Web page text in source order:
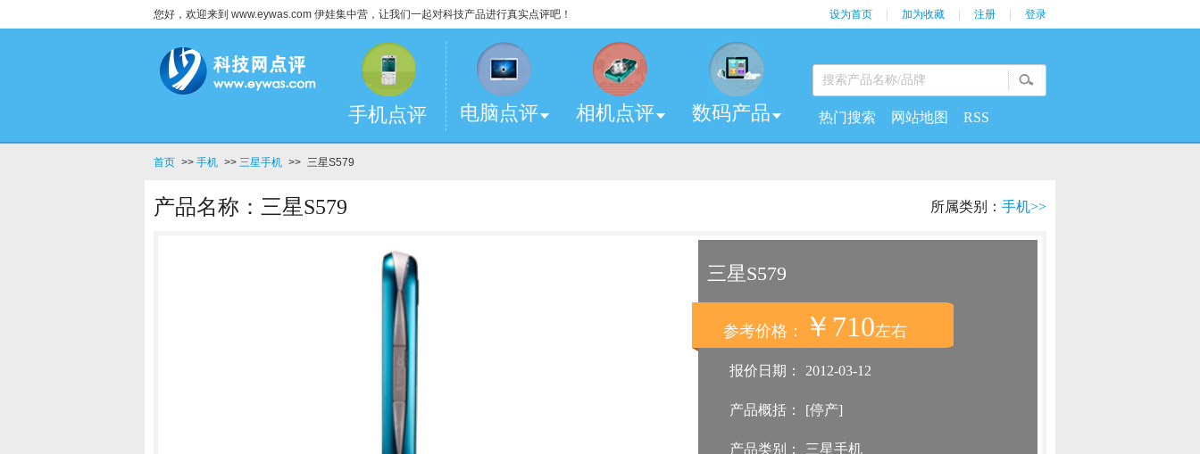
您好，欢迎来到 www.eywas.com 伊娃集中营，让我们一起对科技产品进行真实点评吧！ 设为首页 加为收藏 注册 登录
手机点评 电脑点评 相机点评 数码产品 热门搜索 网站地图 RSS
首页 >> 手机 >> 三星手机 >> 三星S579
产品名称：三星S579 所属类别： 手机>>
三星S579
参考价格： ￥710左右
报价日期： 2012-03-12
产品概括： [停产]
产品类别： 三星手机